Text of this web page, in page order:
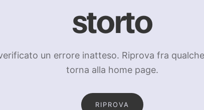
storto
un errore inatteso. Riprova fra
torna alla home page.
RIPROVA